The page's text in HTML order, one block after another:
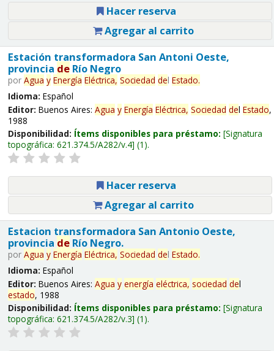
Hacer reserva
Agregar al carrito
Estación transformadora San Antoni Oeste,
provincia deRío Negro
por Agua y Energía Eléctrica, Sociedad del Estado.
Idioma: Español
Editor: Buenos Aires: Agua y Energía Eléctrica, Sociedad del Estado,
1988
Disponibilidad: Ítems disponibles para préstamo: Signatura
topográfica: 621.374.5/A282/v.4 (1).
Hacer reserva
Agregar al carrito
Estacion transformadora San Antonio Oeste,
provincia deRío Negro.
por Agua y Energía Eléctrica, Sociedad del Estado.
Idioma: Español
Editor: Buenos Aires: Agua y energía eléctrica, sociedad del
estado, 1988
Disponibilidad: Ítems disponibles para préstamo: Signatura
topográfica: 621.374.5/A282/v.3 (1).